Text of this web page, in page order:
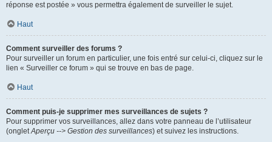
réponse est postée » vous permettra également de surveiller le sujet.
Haut
Comment surveiller des forums ?
Pour surveiller un forum en particulier, une fois entré sur celui-ci, cliquez sur le
lien « Surveiller ce forum » qui se trouve en bas de page.
Haut
Comment puis-je supprimer mes surveillances de sujets ?
Pour supprimer vos surveillances, allez dans votre panneau de l’utilisateur
(ongletAperçu --> Gestion des surveillances) et suivez les instructions.